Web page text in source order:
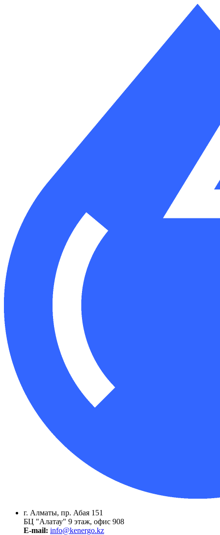
г. Алматы, пр. Абая 151
БЦ "Алатау" 9 этаж, офис 908
E-mail: info@kenergo.kz